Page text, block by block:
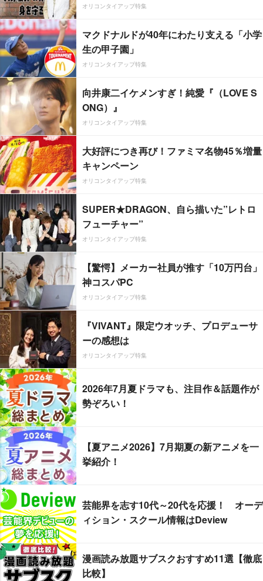
オリコンタイアップ特集
マクドナルドが40年にわたり支える「小学
生の甲子園」
オリコンタイアップ特集
向井康二イケメンすぎ！純愛『（LOVE S
ONG）』
オリコンタイアップ特集
大好評につき再び！ファミマ名物45％増量
キャンペーン
オリコンタイアップ特集
SUPER★DRAGON、自ら描いた”レトロ
フューチャー”
オリコンタイアップ特集
【驚愕】メーカー社員が推す「10万円台」
神コスパPC
オリコンタイアップ特集
『VIVANT』限定ウオッチ、プロデューサ
ーの感想は
オリコンタイアップ特集
2026年7月夏ドラマも、注目作＆話題作が
勢ぞろい！
【夏アニメ2026】7月期夏の新アニメを一
挙紹介！
芸能界を志す10代～20代を応援！ オーデ
ィション・スクール情報はDeview
漫画読み放題サブスクおすすめ11選【徹底
比較】